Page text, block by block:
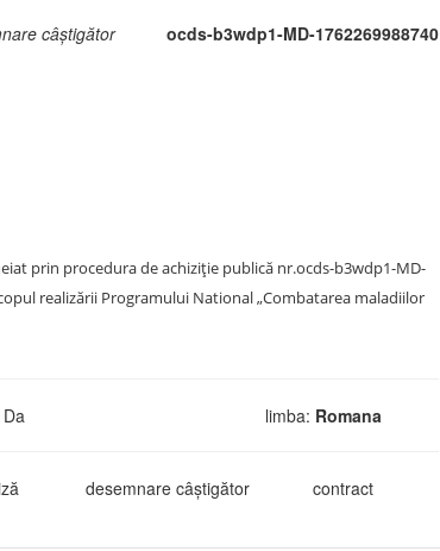
câștigător ocds-b3wdp1-MD-1762269988740
prin procedura de achiziție publică nr.ocds-b3wdp1-MD-
realizării Programului National „Combatarea maladiilor
limba: Romana
desemnare câștigător contract